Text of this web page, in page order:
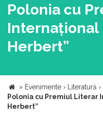
Polonia cu
Internațional
Herbert”
» Evenimente › Literatură ›
Polonia cu Premiul Literar
Herbert”